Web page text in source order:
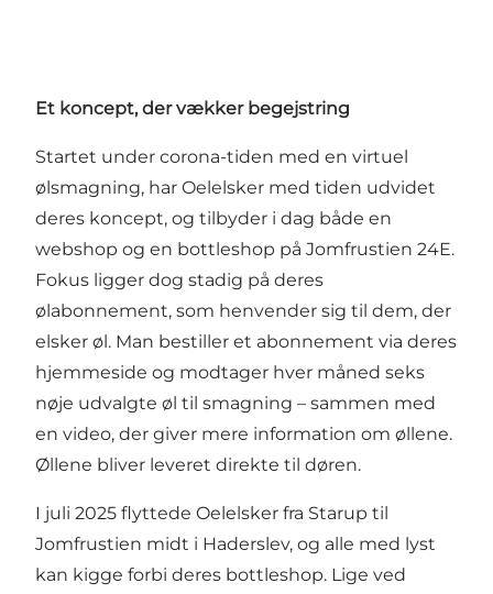
Et koncept, der vækker begejstring
Startet under corona-tiden med en virtuel
ølsmagning, har Oelelsker med tiden udvidet
deres koncept, og tilbyder i dag både en
webshop og en bottleshop på Jomfrustien 24E.
Fokus ligger dog stadig på deres
ølabonnement, som henvender sig til dem, der
elsker øl. Man bestiller et abonnement via deres
hjemmeside og modtager hver måned seks
nøje udvalgte øl til smagning – sammen med
en video, der giver mere information om øllene.
Øllene bliver leveret direkte til døren.
I juli 2025 flyttede Oelelsker fra Starup til
Jomfrustien midt i Haderslev, og alle med lyst
kan kigge forbi deres bottleshop. Lige ved